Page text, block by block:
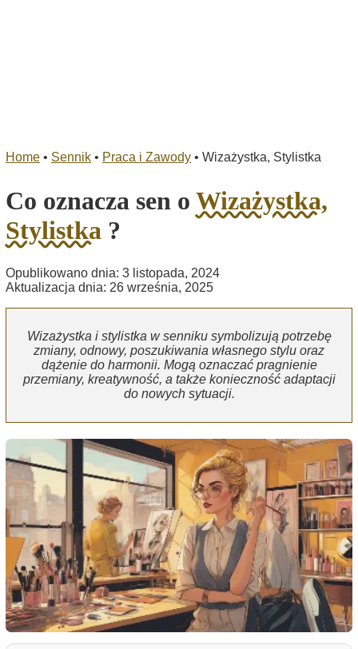
Home • Sennik • Praca i Zawody • Wizażystka, Stylistka
Co oznacza sen o Wizażystka,
Stylistka ?
Opublikowano dnia: 3 listopada, 2024
Aktualizacja dnia: 26 września, 2025
Wizażystka i stylistka w senniku symbolizują potrzebę
zmiany, odnowy, poszukiwania własnego stylu oraz
dążenie do harmonii. Mogą oznaczać pragnienie
przemiany, kreatywność, a także konieczność adaptacji
do nowych sytuacji.